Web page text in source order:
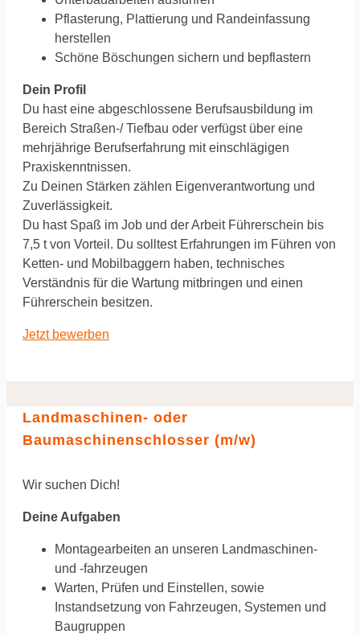
Pflasterung, Plattierung und Randeinfassung
herstellen
Schöne Böschungen sichern und bepflastern
Dein Profil
Du hast eine abgeschlossene Berufsausbildung im
Bereich Straßen-/ Tiefbau oder verfügst über eine
mehrjährige Berufserfahrung mit einschlägigen
Praxiskenntnissen.
Zu Deinen Stärken zählen Eigenverantwortung und
Zuverlässigkeit.
Du hast Spaß im Job und der Arbeit Führerschein bis
7,5 t von Vorteil. ‍Du solltest Erfahrungen im Führen von
Ketten- und Mobilbaggern haben, technisches
Verständnis für die Wartung mitbringen und einen
Führerschein besitzen.
Jetzt bewerben
Landmaschinen- oder
Baumaschinenschlosser (m/w)
Wir suchen Dich!
Deine Aufgaben
Montagearbeiten an unseren Landmaschinen-
und -fahrzeugen
Warten, Prüfen und Einstellen, sowie
Instandsetzung von Fahrzeugen, Systemen und
Baugruppen